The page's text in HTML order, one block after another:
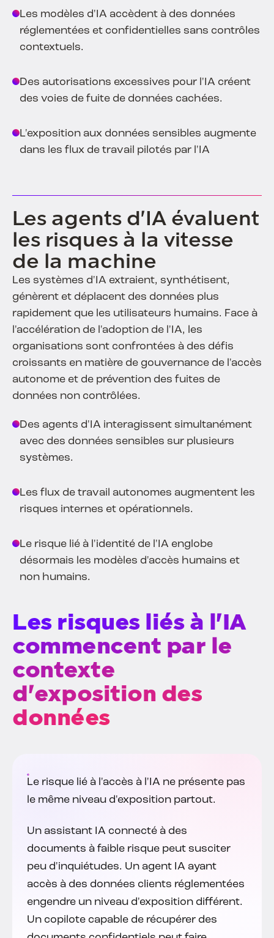
Les modèles d'IA accèdent à des données
réglementées et confidentielles sans contrôles
contextuels.
Des autorisations excessives pour l'IA créent
des voies de fuite de données cachées.
L'exposition aux données sensibles augmente
dans les flux de travail pilotés par l'IA
Les agents d'IA évaluent
les risques à la vitesse
de la machine
Les systèmes d'IA extraient, synthétisent,
génèrent et déplacent des données plus
rapidement que les utilisateurs humains. Face à
l'accélération de l'adoption de l'IA, les
organisations sont confrontées à des défis
croissants en matière de gouvernance de l'accès
autonome et de prévention des fuites de
données non contrôlées.
Des agents d'IA interagissent simultanément
avec des données sensibles sur plusieurs
systèmes.
Les flux de travail autonomes augmentent les
risques internes et opérationnels.
Le risque lié à l'identité de l'IA englobe
désormais les modèles d'accès humains et
non humains.
Les risques liés à l'IA
commencent par le
contexte
d'exposition des
données
Le risque lié à l'accès à l'IA ne présente pas
le même niveau d'exposition partout.
Un assistant IA connecté à des
documents à faible risque peut susciter
peu d'inquiétudes. Un agent IA ayant
accès à des données clients réglementées
engendre un niveau d'exposition différent.
Un copilote capable de récupérer des